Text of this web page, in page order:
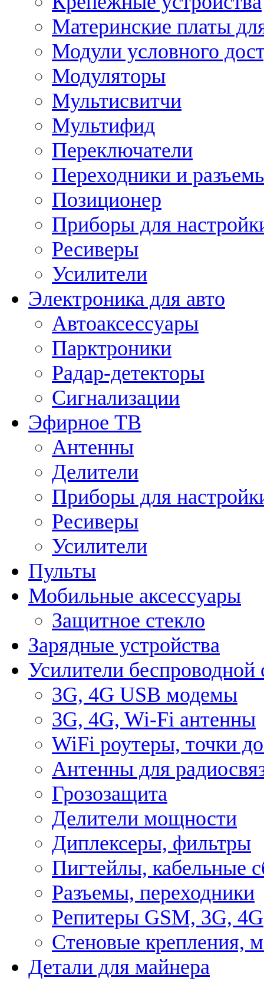
Материнские платы
Модули условного
Модуляторы
Мультисвитчи
Мультифид
Переключатели
Переходники и
Позиционер
Приборы для
Ресиверы
Усилители
Электроника для авто
Автоаксессуары
Парктроники
Радар-детекторы
Сигнализации
Эфирное ТВ
Антенны
Делители
Приборы для
Ресиверы
Усилители
Пульты
Мобильные аксессуары
Защитное стекло
Зарядные устройства
Усилители беспроводной
3G, 4G USB модемы
3G, 4G, Wi-Fi антенны
WiFi роутеры, точки
Антенны для
Грозозащита
Делители мощности
Диплексеры, фильтры
Пигтейлы, кабельные
Разъемы, переходники
Репитеры GSM, 3G, 4G
Стеновые крепления,
Детали для майнера